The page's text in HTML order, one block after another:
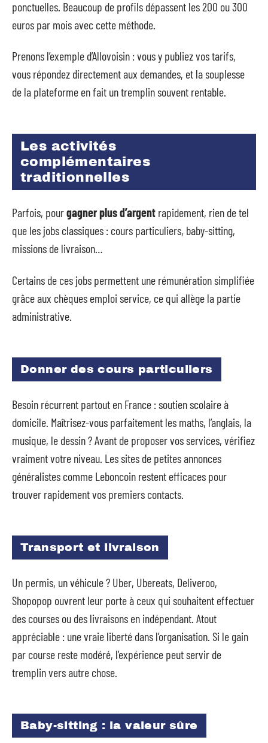
ponctuelles. Beaucoup de profils dépassent les 200 ou 300
euros par mois avec cette méthode.
Prenons l’exemple d’Allovoisin : vous y publiez vos tarifs,
vous répondez directement aux demandes, et la souplesse
de la plateforme en fait un tremplin souvent rentable.
Les activités
complémentaires
traditionnelles
Parfois, pourgagner plus d’argent rapidement, rien de tel
que les jobs classiques : cours particuliers, baby-sitting,
missions de livraison…
Certains de ces jobs permettent une rémunération simplifiée
grâce aux chèques emploi service, ce qui allège la partie
administrative.
Donner des cours particuliers
Besoin récurrent partout en France : soutien scolaire à
domicile. Maîtrisez-vous parfaitement les maths, l’anglais, la
musique, le dessin ? Avant de proposer vos services, vérifiez
vraiment votre niveau. Les sites de petites annonces
généralistes comme Leboncoin restent efficaces pour
trouver rapidement vos premiers contacts.
Transport et livraison
Un permis, un véhicule ? Uber, Ubereats, Deliveroo,
Shopopop ouvrent leur porte à ceux qui souhaitent effectuer
des courses ou des livraisons en indépendant. Atout
appréciable : une vraie liberté dans l’organisation. Si le gain
par course reste modéré, l’expérience peut servir de
tremplin vers autre chose.
Baby-sitting : la valeur sûre